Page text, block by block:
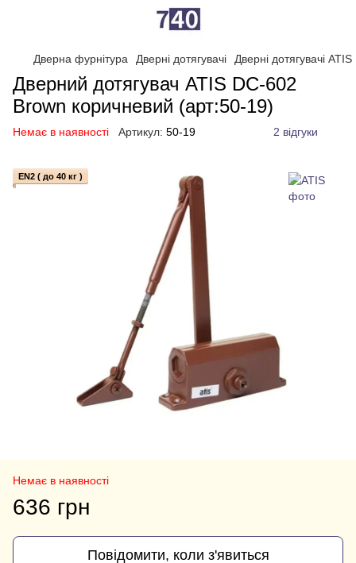
Дверна фурнітура Дверні дотягувачі Дверні дотягувачі ATIS
Дверний дотягувач ATIS DC-602
Brown коричневий (арт:50-19)
Немає в наявності Артикул: 50-19 2 відгуки
EN2 ( до 40 кг )
Немає в наявності
636 грн
Повідомити, коли з'явиться